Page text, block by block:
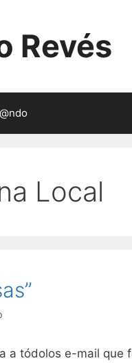
Revés
Local
a tódolos e-mail que